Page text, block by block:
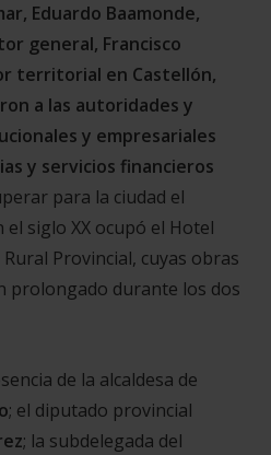
Eduardo Baamonde,
general, Francisco
territorial en Castellón,
a las autoridades y
y empresariales
y servicios financieros
para la ciudad el
siglo XX ocupó el Hotel
Provincial, cuyas obras
prolongado durante los dos
de la alcaldesa de
; el diputado provincial
; la subdelegada del